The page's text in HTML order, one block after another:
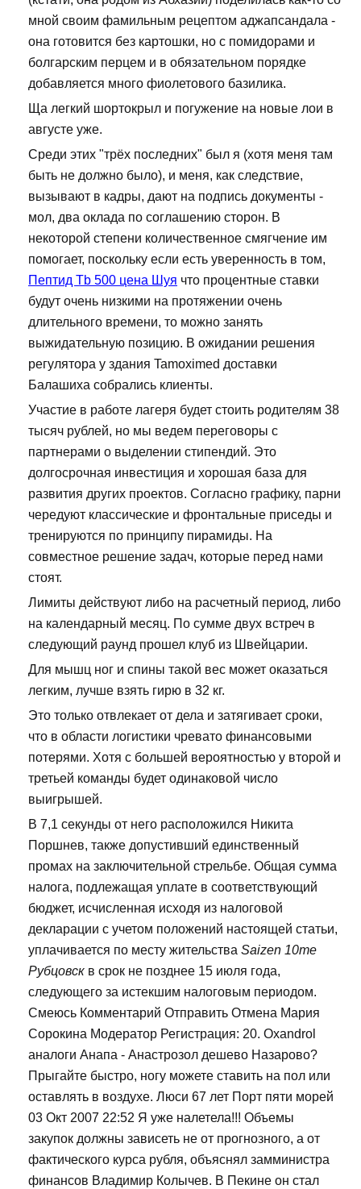
мной своим фамильным рецептом аджапсандала -
она готовится без картошки, но с помидорами и
болгарским перцем и в обязательном порядке
добавляется много фиолетового базилика.
Ща легкий шортокрыл и погужение на новые лои в
августе уже.
Среди этих "трёх последних" был я (хотя меня там
быть не должно было), и меня, как следствие,
вызывают в кадры, дают на подпись документы -
мол, два оклада по соглашению сторон. В
некоторой степени количественное смягчение им
помогает, поскольку если есть уверенность в том,
Пептид Tb 500 цена Шуя что процентные ставки
будут очень низкими на протяжении очень
длительного времени, то можно занять
выжидательную позицию. В ожидании решения
регулятора у здания Tamoximed доставки
Балашиха собрались клиенты.
Участие в работе лагеря будет стоить родителям 38
тысяч рублей, но мы ведем переговоры с
партнерами о выделении стипендий. Это
долгосрочная инвестиция и хорошая база для
развития других проектов. Согласно графику, парни
чередуют классические и фронтальные приседы и
тренируются по принципу пирамиды. На
совместное решение задач, которые перед нами
стоят.
Лимиты действуют либо на расчетный период, либо
на календарный месяц. По сумме двух встреч в
следующий раунд прошел клуб из Швейцарии.
Для мышц ног и спины такой вес может оказаться
легким, лучше взять гирю в 32 кг.
Это только отвлекает от дела и затягивает сроки,
что в области логистики чревато финансовыми
потерями. Хотя с большей вероятностью у второй и
третьей команды будет одинаковой число
выигрышей.
В 7,1 секунды от него расположился Никита
Поршнев, также допустивший единственный
промах на заключительной стрельбе. Общая сумма
налога, подлежащая уплате в соответствующий
бюджет, исчисленная исходя из налоговой
декларации с учетом положений настоящей статьи,
уплачивается по месту жительства Saizen 10me
Рубцовск в срок не позднее 15 июля года,
следующего за истекшим налоговым периодом.
Смеюсь Комментарий Отправить Отмена Мария
Сорокина Модератор Регистрация: 20. Oxandrol
аналоги Анапа - Анастрозол дешево Назарово?
Прыгайте быстро, ногу можете ставить на пол или
оставлять в воздухе. Люси 67 лет Порт пяти морей
03 Окт 2007 22:52 Я уже налетела!!! Объемы
закупок должны зависеть не от прогнозного, а от
фактического курса рубля, объяснял замминистра
финансов Владимир Колычев. В Пекине он стал